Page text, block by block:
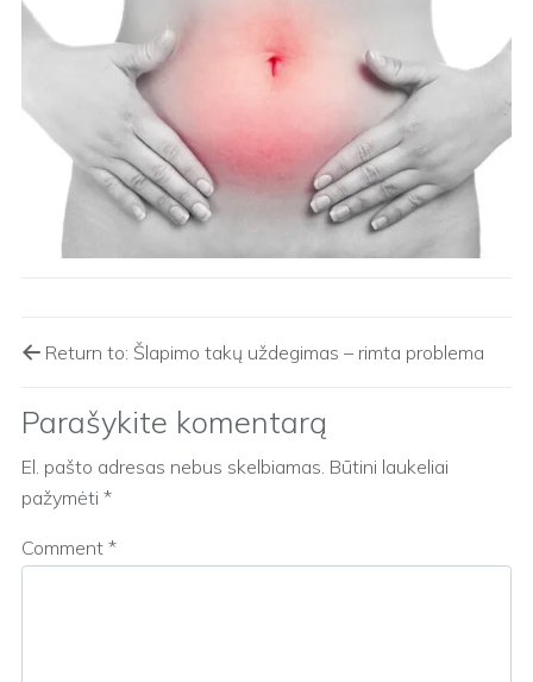
Return to: Šlapimo takų uždegimas – rimta problema
Parašykite komentarą
El. pašto adresas nebus skelbiamas. Būtini laukeliai
pažymėti *
Comment *